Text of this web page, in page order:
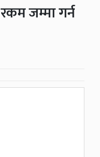
जम्मा गर्न